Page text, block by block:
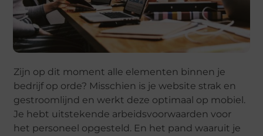
Zijn op dit moment alle elementen binnen je
bedrijf op orde? Misschien is je website strak en
gestroomlijnd en werkt deze optimaal op mobiel.
Je hebt uitstekende arbeidsvoorwaarden voor
het personeel opgesteld. En het pand waaruit je